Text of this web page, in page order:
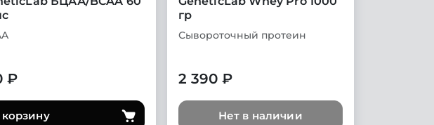
₽
гр
Сывороточный протеин
2 390 ₽
Нет в наличии